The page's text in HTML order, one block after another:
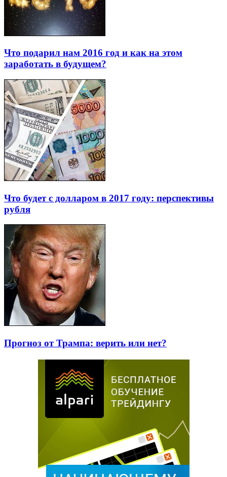
Что подарил нам 2016 год и как на этом
заработать в будущем?
Что будет с долларом в 2017 году: перспективы
рубля
Прогноз от Трампа: верить или нет?